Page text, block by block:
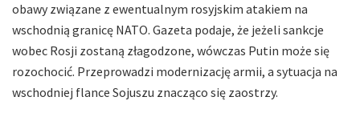
obawy związane z ewentualnym rosyjskim atakiem na
wschodnią granicę NATO. Gazeta podaje, że jeżeli sankcje
wobec Rosji zostaną złagodzone, wówczas Putin może się
rozochocić. Przeprowadzi modernizację armii, a sytuacja na
wschodniej flance Sojuszu znacząco się zaostrzy.